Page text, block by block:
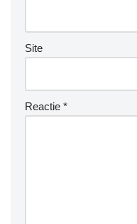
Site
Reactie *